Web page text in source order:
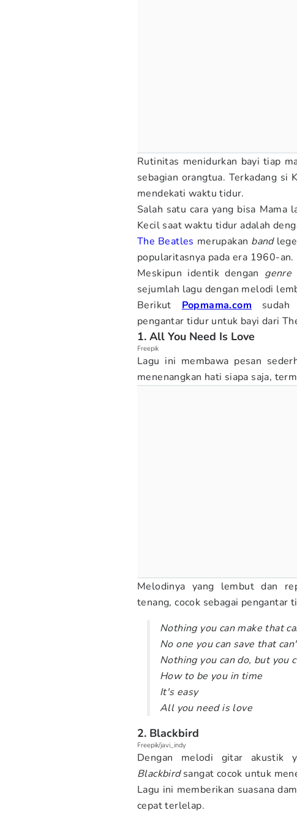
Rutinitas menidurkan bayi tiap
sebagian orangtua. Terkadang
mendekati waktu tidur.
Salah satu cara yang bisa Mama
Kecil saat waktu tidur adalah
The Beatles merupakan band
popularitasnya pada era 1960-an.
Meskipun identik dengan genre
sejumlah lagu dengan melodi
Berikut Popmama.com sudah
pengantar tidur untuk bayi dari
1. All You Need Is Love
Freepik
Lagu ini membawa pesan
menenangkan hati siapa saja,
Melodinya yang lembut dan
tenang, cocok sebagai pengantar
Nothing you can make that
No one you can save that
Nothing you can do, but you
How to be you in time
It's easy
All you need is love
2. Blackbird
Freepik/javi_indy
Dengan melodi gitar akustik
Blackbirdsangat cocok untuk
Lagu ini memberikan suasana
cepat terlelap.